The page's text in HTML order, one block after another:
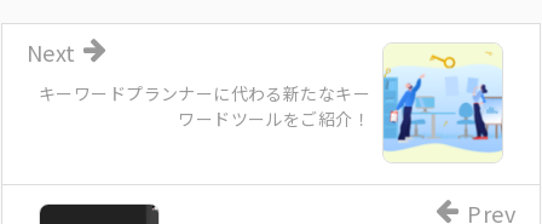
キーワードプランナーに代わる新たなキー
ワードツールをご紹介！
Next
Prev